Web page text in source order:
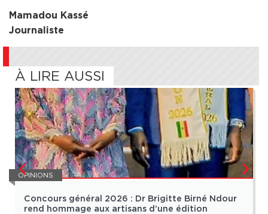
Mamadou Kassé
Journaliste
À LIRE AUSSI
OPINIONS
Concours général 2026 : Dr Brigitte Birné Ndour
rend hommage aux artisans d’une édition